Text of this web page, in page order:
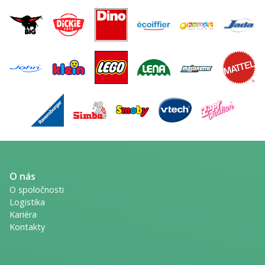
O nás
O spoločnosti
Logistika
Kariéra
Kontakty